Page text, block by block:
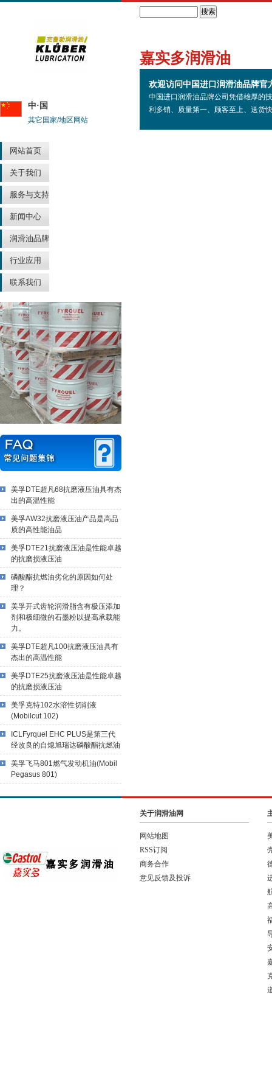
中·国
其它国家/地区网站
网站首页
关于我们
服务与支持
新闻中心
润滑油品牌
行业应用
联系我们
美孚DTE超凡68抗磨液压油具有杰
出的高温性能
美孚AW32抗磨液压油产品是高品
质的高性能油品
美孚DTE21抗磨液压油是性能卓越
的抗磨损液压油
磷酸酯抗燃油劣化的原因如何处
理？
美孚开式齿轮润滑脂含有极压添加
剂和极细微的石墨粉以提高承载能
力。
美孚DTE超凡100抗磨液压油具有
杰出的高温性能
美孚DTE25抗磨液压油是性能卓越
的抗磨损液压油
美孚克特102水溶性切削液
(Mobilcut 102)
ICLFyrquel EHC PLUS是第三代
经改良的自熄旭瑞达磷酸酯抗燃油
美孚飞马801燃气发动机油(Mobil
Pegasus 801)
嘉实多润滑油
欢迎访问中国进口润滑油品牌官
中国进口润滑油品牌公司凭借雄厚的
利多销、质量第一、顾客至上、送货
关于润滑油网
网站地图
RSS订阅
商务合作
意见反馈及投诉